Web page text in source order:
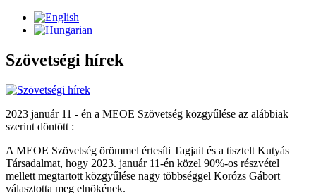
Szövetségi hírek
2023 január 11 - én a MEOE Szövetség közgyűlése az alábbiak
szerint döntött :
A MEOE Szövetség örömmel értesíti Tagjait és a tisztelt Kutyás
Társadalmat, hogy 2023. január 11-én közel 90%-os részvétel
mellett megtartott közgyűlése nagy többséggel Korózs Gábort
választotta meg elnökének.